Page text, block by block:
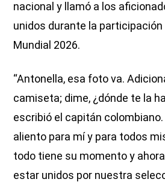
nacional y llamó a los
unidos durante la participación
Mundial 2026.
“Antonella, esa foto va.
camiseta; dime, ¿dónde te la
escribió el capitán
aliento para mí y para todos
todo tiene su momento y
estar unidos por nuestra